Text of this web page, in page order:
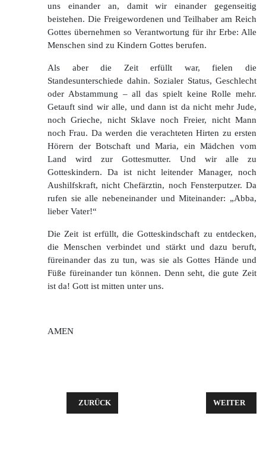
uns einander an, damit wir einander gegenseitig
beistehen. Die Freigewordenen und Teilhaber am Reich
Gottes übernehmen so Verantwortung für ihr Erbe: Alle
Menschen sind zu Kindern Gottes berufen.
Als aber die Zeit erfüllt war, fielen die
Standesunterschiede dahin. Sozialer Status, Geschlecht
oder Abstammung – all das spielt keine Rolle mehr.
Getauft sind wir alle, und dann ist da nicht mehr Jude,
noch Grieche, nicht Sklave noch Freier, nicht Mann
noch Frau. Da werden die verachteten Hirten zu ersten
Hörern der Botschaft und Maria, ein Mädchen vom
Land wird zur Gottesmutter. Und wir alle zu
Gotteskindern. Da ist nicht leitender Manager, noch
Aushilfskraft, nicht Chefärztin, noch Fensterputzer. Da
rufen sie alle nebeneinander und Miteinander: „Abba,
lieber Vater!“
Die Zeit ist erfüllt, die Gotteskindschaft zu entdecken,
die Menschen verbindet und stärkt und dazu beruft,
füreinander das zu tun, was sie als Gottes Hände und
Füße füreinander tun können. Denn seht, die gute Zeit
ist da! Gott ist mitten unter uns.
AMEN
VORHERIGER BEITRAG: PREDIGT ZU GENESIS 8,
ZURÜCK NÄCHSTER
WEITER